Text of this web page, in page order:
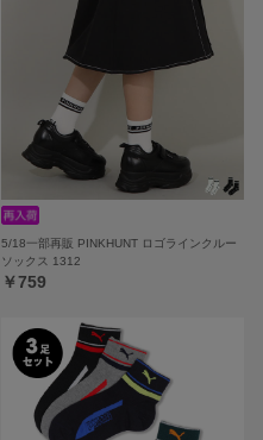
5/18一部再販 PINKHUNT ロゴラインクルー
ソックス 1312
￥759